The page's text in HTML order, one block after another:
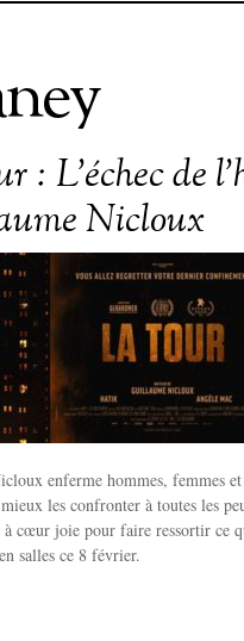
: L’échec de
Nicloux
enferme hommes, femmes
les confronter à toutes les
à cœur joie pour faire ressortir ce
salles ce 8 février.